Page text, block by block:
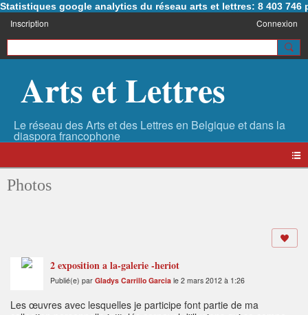
Statistiques google analytics du réseau arts et lettres: 8 403 746
Inscription Connexion
Arts et Lettres
Photos
2 exposition a la-galerie -heriot
Publié(e) par Gladys Carrillo Garcia le 2 mars 2012 à 1:26
Les œuvres avec lesquelles je participe font partie de ma